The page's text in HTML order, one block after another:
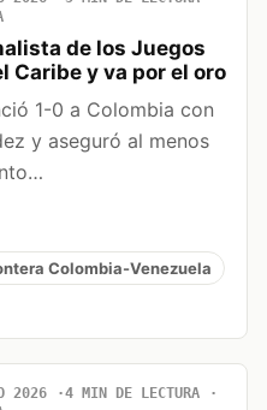
de los Juegos
Caribe y va por el oro
1-0 a Colombia con
y aseguró al menos
Colombia-Venezuela
2026
4 MIN DE LECTURA